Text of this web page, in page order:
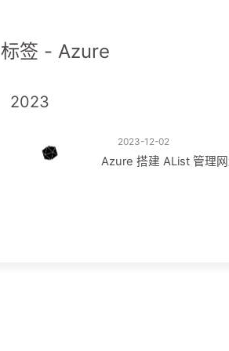
标签 - Azure
2023
2023-12-02
Azure 搭建 AList 管理